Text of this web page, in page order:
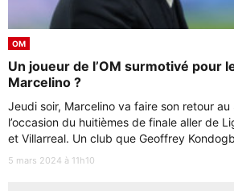
OM
Un joueur de l’OM surmotivé pour
Marcelino ?
Jeudi soir, Marcelino va faire son retour au
l’occasion du huitièmes de finale aller de
et Villarreal. Un club que Geoffrey
5 mars 2024 à 11h10